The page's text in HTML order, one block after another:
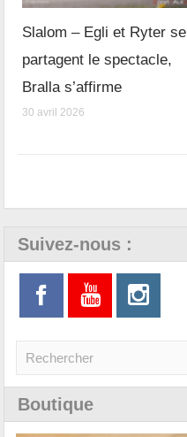
Slalom – Egli et Ryter se
partagent le spectacle,
Bralla s’affirme
30 avril 2026
Suivez-nous :
Boutique